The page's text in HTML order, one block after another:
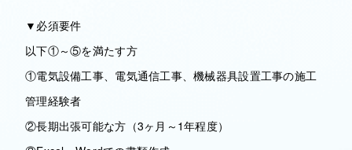
▼必須要件
以下①～⑤を満たす方
①電気設備工事、電気通信工事、機械器具設置工事の施工
管理経験者
②長期出張可能な方（3ヶ月～1年程度）